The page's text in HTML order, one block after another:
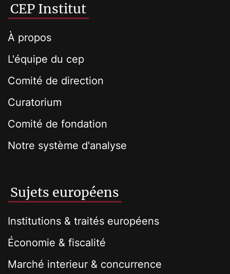
CEP Institut
À propos
L'équipe du cep
Comité de direction
Curatorium
Comité de fondation
Notre système d'analyse
Sujets européens
Institutions & traités européens
Économie & fiscalité
Marché interieur & concurrence